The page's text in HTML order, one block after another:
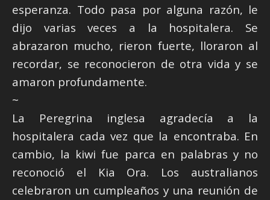
esperanza. Todo pasa por alguna razón, le
dijo varias veces a la hospitalera. Se
abrazaron mucho, rieron fuerte, lloraron al
recordar, se reconocieron de otra vida y se
amaron profundamente.
~
La Peregrina inglesa agradecía a la
hospitalera cada vez que la encontraba. En
cambio, la kiwi fue parca en palabras y no
reconoció el Kia Ora. Los australianos
celebraron un cumpleaños y una reunión de